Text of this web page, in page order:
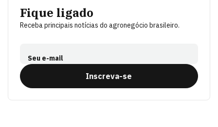
Fique ligado
Receba principais notícias do agronegócio brasileiro.
Seu e-mail
Inscreva-se